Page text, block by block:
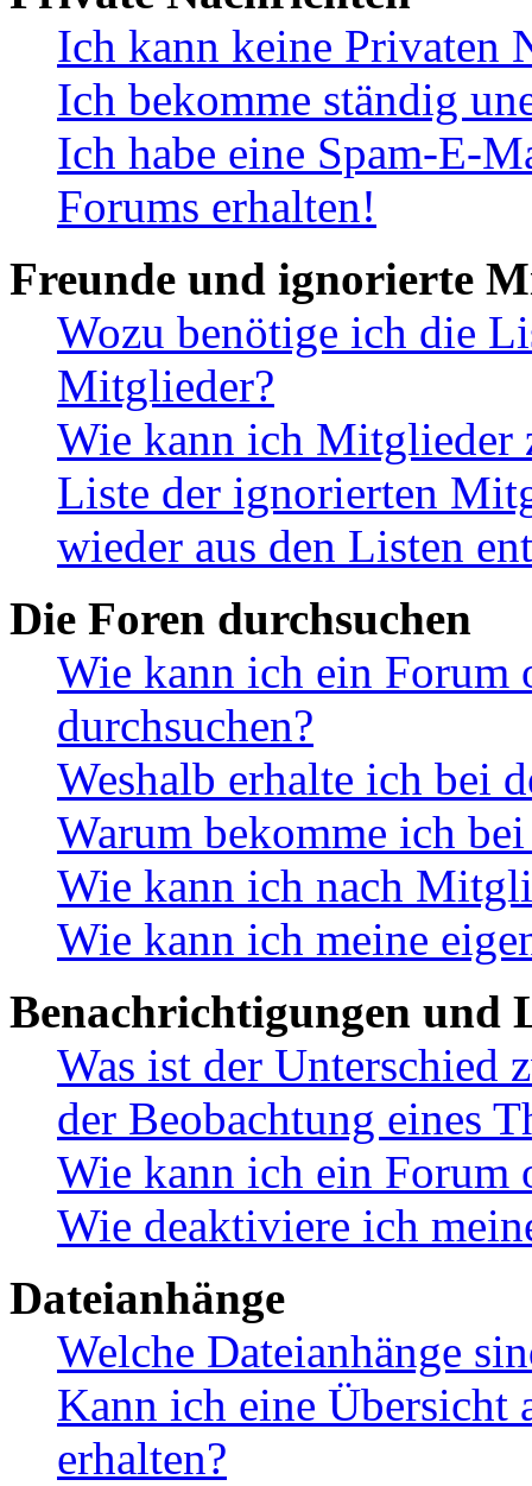
Ich kann keine Privaten
Ich bekomme ständig
Ich habe eine Spam-E-
Forums erhalten!
Freunde und ignorierte
Wozu benötige ich die
Mitglieder?
Wie kann ich Mitglieder
Liste der ignorierten
wieder aus den Listen
Die Foren durchsuchen
Wie kann ich ein Forum
durchsuchen?
Weshalb erhalte ich bei
Warum bekomme ich
Wie kann ich nach
Wie kann ich meine
Benachrichtigungen und
Was ist der Unterschied
der Beobachtung eines
Wie kann ich ein Forum
Wie deaktiviere ich
Dateianhänge
Welche Dateianhänge
Kann ich eine Übersicht
erhalten?